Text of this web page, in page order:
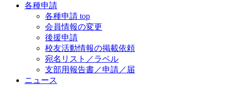
各種申請
各種申請 top
会員情報の変更
後援申請
校友活動情報の掲載依頼
宛名リスト／ラベル
支部用報告書／申請／届
ニュース